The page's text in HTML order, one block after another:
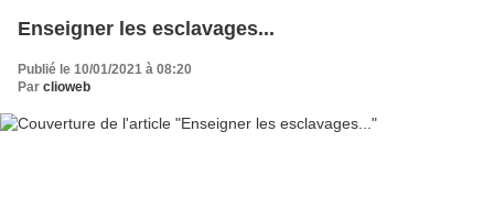
Enseigner les esclavages...
Publié le 10/01/2021 à 08:20
Par clioweb